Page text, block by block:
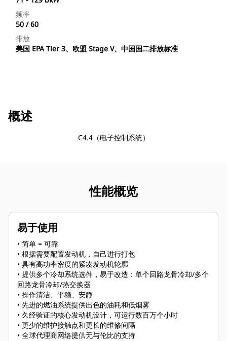
频率
50 / 60
排放
美国 EPA Tier 3、欧盟 Stage V、中国国二排放标准
概述
C4.4（电子控制系统）
性能概览
易于使用
• 简单 = 可靠
• 根据需要配置发动机，自己进行打包
• 具有高功率密度的紧凑发动机轮廓
• 提供多个冷却系统选件，易于改造：单个回路龙骨冷却/多个
回路龙骨冷却/热交换器
• 操作清洁、平稳、安静
• 先进的燃油系统提供出色的油耗和低烟雾
• 久经验证的核心发动机设计，可运行数百万个小时
• 更少的维护接触点和更长的维修间隔
• 全球代理商网络提供无与伦比的支持